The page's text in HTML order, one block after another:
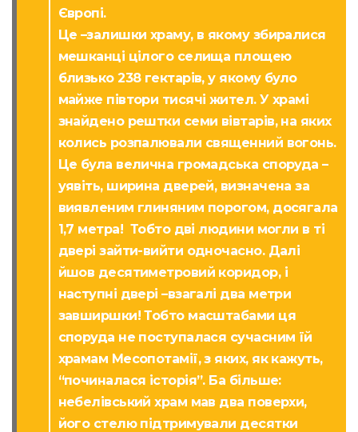
Європі.
Це –залишки храму, в якому збиралися
мешканці цілого селища площею
близько 238 гектарів, у якому було
майже півтори тисячі жител. У храмі
знайдено рештки семи вівтарів, на яких
колись розпалювали священний вогонь.
Це була велична громадська споруда –
уявіть, ширина дверей, визначена за
виявленим глиняним порогом, досягала
1,7 метра! Тобто дві людини могли в ті
двері зайти-вийти одночасно. Далі
йшов десятиметровий коридор, і
наступні двері –взагалі два метри
завширшки! Тобто масштабами ця
споруда не поступалася сучасним їй
храмам Месопотамії, з яких, як кажуть,
“починалася історія”. Ба більше:
небелівський храм мав два поверхи,
його стелю підтримували десятки